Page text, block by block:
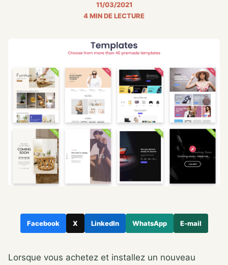
11/03/2021
4 MIN DE LECTURE
Facebook X LinkedIn WhatsApp E-mail
Lorsque vous achetez et installez un nouveau